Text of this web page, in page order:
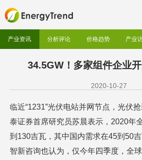
产业资讯 分析评论 价格趋势 产业
34.5GW！多家组件企业
2020-10-27
临近“1231”光伏电站并网节点，光伏
泰证券首席研究员苏晨表示，2020年
到130吉瓦，其中国内需求在45到50
智新咨询也认为，仅今年四季度，全